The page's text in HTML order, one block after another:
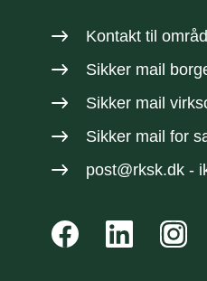
Kontakt til
Sikker mail
Sikker mail
Sikker mail for
post@rksk.dk-